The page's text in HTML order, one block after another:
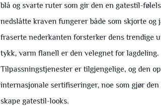
blå og svarte ruter som gir den en gatestil-
nedslåtte kraven fungerer både som skjorte og
fraserte nederkanten forsterker dens trendige
tykk, varm flanell er den velegnet for lagdeling.
Tilpassningstjenester er tilgjengelige, og den
internasjonale sertifiseringer, noe som gjør
skape gatestil-looks.